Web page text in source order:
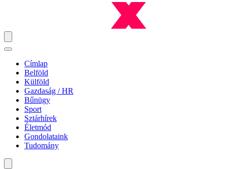
Címlap
Belföld
Külföld
Gazdaság / HR
Bűnügy
Sport
Sztárhírek
Életmód
Gondolataink
Tudomány